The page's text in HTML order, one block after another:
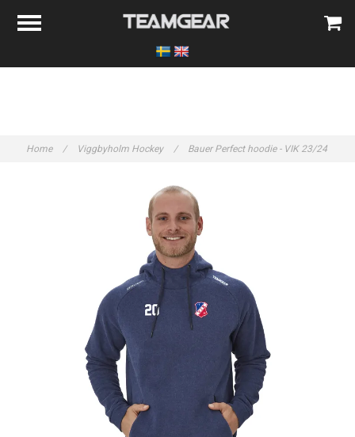
Home / Viggbyholm Hockey / Bauer Perfect hoodie - VIK 23/24